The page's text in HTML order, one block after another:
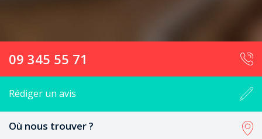
09 345 55 71
Rédiger un avis
Où nous trouver ?